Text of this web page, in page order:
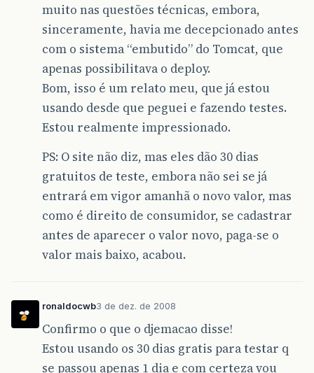
muito nas questões técnicas, embora,
sinceramente, havia me decepcionado antes
com o sistema “embutido” do Tomcat, que
apenas possibilitava o deploy.
Bom, isso é um relato meu, que já estou
usando desde que peguei e fazendo testes.
Estou realmente impressionado.
PS: O site não diz, mas eles dão 30 dias
gratuitos de teste, embora não sei se já
entrará em vigor amanhã o novo valor, mas
como é direito de consumidor, se cadastrar
antes de aparecer o valor novo, paga-se o
valor mais baixo, acabou.
ronaldocwb3 de dez. de 2008
Confirmo o que o djemacao disse!
Estou usando os 30 dias gratis para testar q
se passou apenas 1 dia e com certeza vou